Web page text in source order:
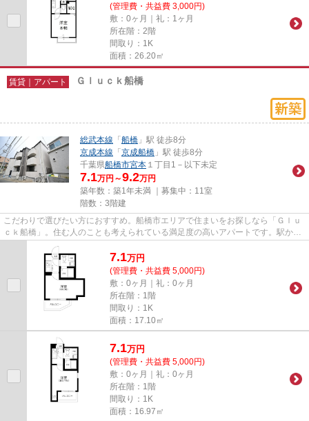
(管理費・共益費 3,000円)
敷：0ヶ月｜礼：1ヶ月
所在階：2階
間取り：1K
面積：26.20㎡
賃貸｜アパート Ｇｌｕｃｋ船橋
総武本線 「 船橋 」駅 徒歩8分
京成本線 「 京成船橋 」駅 徒歩8分
千葉県船橋市宮本 １丁目1－以下未定
7.1万円～9.2万円
築年数：築1年未満 ｜募集中： 11室
階数：3階建
こだわりで選びたい方におすすめ。船橋市エリアで住まいをお探しなら「Ｇｌｕ
ｃｋ船橋」。住む人のことも考えられている満足度の高いアパートです。駅から
徒歩8分の位置にある物件なの...
7.1万円
(管理費・共益費 5,000円)
敷：0ヶ月｜礼：0ヶ月
所在階：1階
間取り：1K
面積：17.10㎡
7.1万円
(管理費・共益費 5,000円)
敷：0ヶ月｜礼：0ヶ月
所在階：1階
間取り：1K
面積：16.97㎡